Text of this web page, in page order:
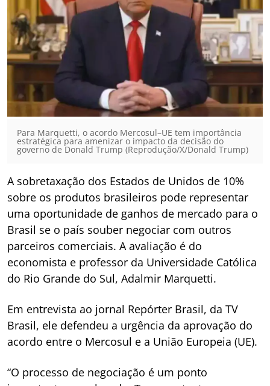
Para Marquetti, o acordo Mercosul–UE tem importância
estratégica para amenizar o impacto da decisão do
governo de Donald Trump (Reprodução/X/Donald Trump)
A sobretaxação dos Estados de Unidos de 10%
sobre os produtos brasileiros pode representar
uma oportunidade de ganhos de mercado para o
Brasil se o país souber negociar com outros
parceiros comerciais. A avaliação é do
economista e professor da Universidade Católica
do Rio Grande do Sul, Adalmir Marquetti.
Em entrevista ao jornal Repórter Brasil, da TV
Brasil, ele defendeu a urgência da aprovação do
acordo entre o Mercosul e a União Europeia (UE).
“O processo de negociação é um ponto